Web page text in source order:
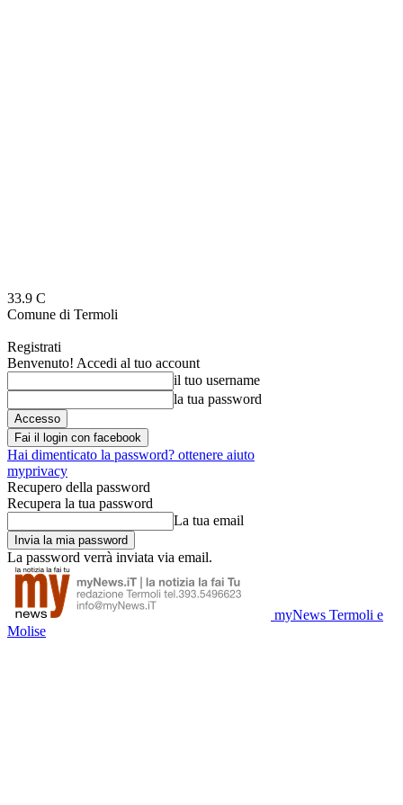
33.9 C
Comune di Termoli
Registrati
Benvenuto! Accedi al tuo account
il tuo username
la tua password
Fai il login con facebook
Hai dimenticato la password? ottenere aiuto
myprivacy
Recupero della password
Recupera la tua password
La tua email
La password verrà inviata via email.
myNews Termoli e
Molise